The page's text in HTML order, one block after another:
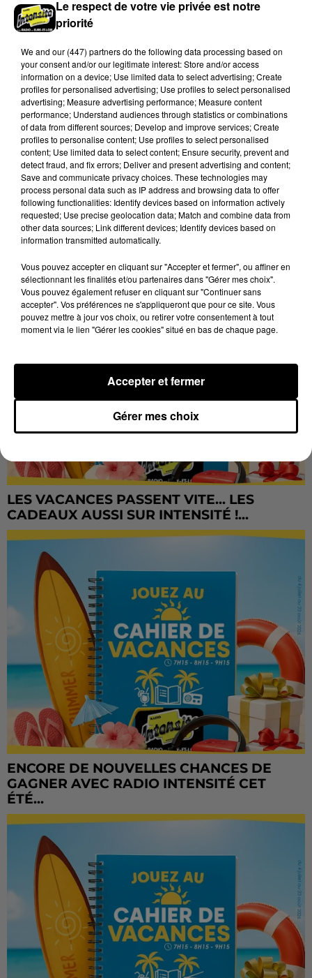
Stars'Terre 2026 : Philippe Palmieri dévoile
les ambitions d'un...
À quelques semaines de la première édition de
Stars'Terre, organisée du 18 au 20 septembre 2026 au
Château de Courtalain, Philippe Palmieri, président...
LES JEUX Voir plus
LES VACANCES PASSENT VITE... LES
CADEAUX AUSSI SUR INTENSITÉ !...
ENCORE DE NOUVELLES CHANCES DE
GAGNER AVEC RADIO INTENSITÉ CET
ÉTÉ...
Le respect de votre vie privée est notre
priorité
We and our (447) partnersdo the following data processing based on
your consent and/or our legitimate interest: Store and/or access
information on a device; Use limited data to select advertising; Create
profiles for personalised advertising; Use profiles to select personalised
advertising; Measure advertising performance; Measure content
performance; Understand audiences through statistics or combinations
of data from different sources; Develop and improve services; Create
profiles to personalise content; Use profiles to select personalised
content; Use limited data to select content; Ensure security, prevent and
detect fraud, and fix errors; Deliver and present advertising and content;
Save and communicate privacy choices. These technologies may
process personal data such as IP address and browsing data to offer
following functionalities: Identify devices based on information actively
requested; Use precise geolocation data; Match and combine data from
other data sources; Link different devices; Identify devices based on
information transmitted automatically.
Vous pouvez accepter en cliquant sur "Accepter et fermer", ou affiner en
sélectionnant les finalités et/ou partenaires dans "Gérer mes choix".
Vous pouvez également refuser en cliquant sur "Continuer sans
accepter". Vos préférences ne s'appliqueront que pour ce site. Vous
pouvez mettre à jour vos choix, ou retirer votre consentement à tout
moment via le lien "Gérer les cookies" situé en bas de chaque page.
Gérer mes choix
Accepter et fermer